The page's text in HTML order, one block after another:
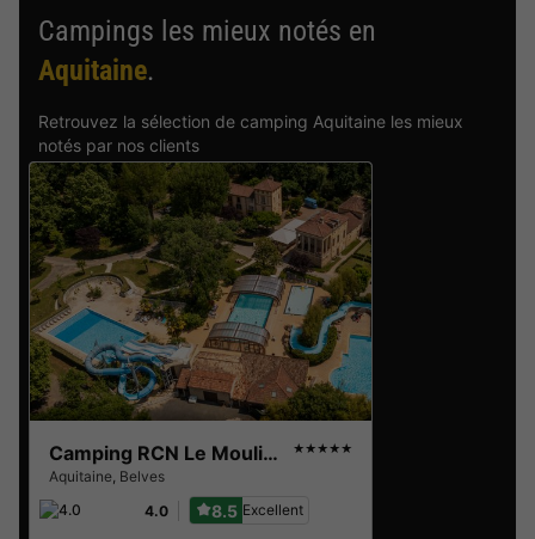
Campings les mieux notés en
Aquitaine.
Retrouvez la sélection de camping Aquitaine les mieux
notés par nos clients
Camping RCN Le Moulin de la Pique ★★★★★
Aquitaine, Belves
4.0
8.5 Excellent